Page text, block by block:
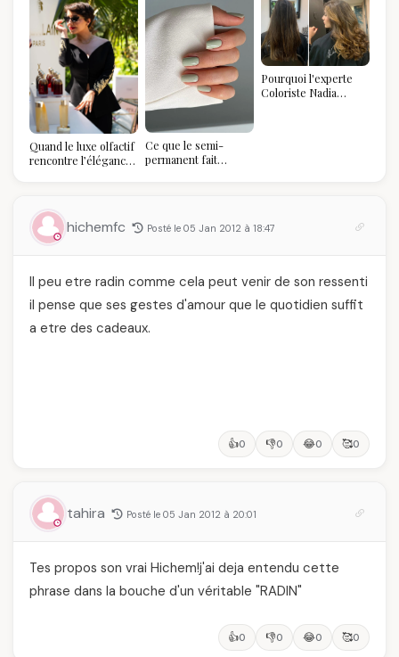
Quand le luxe olfactif
rencontre l’élégance
temps
Ce que le semi-
permanent fait
Pourquoi l'experte
Coloriste Nadia
hichemfc Posté le 05 Jan 2012 à 18:47
Il peu etre radin comme cela peut venir de son ressenti
il pense que ses gestes d'amour que le quotidien suffit
a etre des cadeaux.
👍0 👎0 😂0 🥰0
tahira Posté le 05 Jan 2012 à 20:01
Tes propos son vrai Hichem!j'ai deja entendu cette
phrase dans la bouche d'un véritable "RADIN"
👍0 👎0 😂0 🥰0